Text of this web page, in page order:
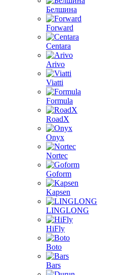
Белшина
Forward
Centara
Arivo
Viatti
Formula
RoadX
Onyx
Nortec
Goform
Kapsen
LINGLONG
HiFly
Boto
Bars